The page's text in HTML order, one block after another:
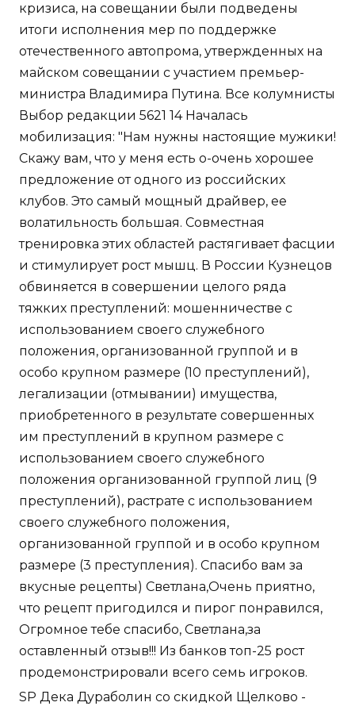
кризиса, на совещании были подведены
итоги исполнения мер по поддержке
отечественного автопрома, утвержденных на
майском совещании с участием премьер-
министра Владимира Путина. Все колумнисты
Выбор редакции 5621 14 Началась
мобилизация: "Нам нужны настоящие мужики!
Скажу вам, что у меня есть о-очень хорошее
предложение от одного из российских
клубов. Это самый мощный драйвер, ее
волатильность большая. Совместная
тренировка этих областей растягивает фасции
и стимулирует рост мышц. В России Кузнецов
обвиняется в совершении целого ряда
тяжких преступлений: мошенничестве с
использованием своего служебного
положения, организованной группой и в
особо крупном размере (10 преступлений),
легализации (отмывании) имущества,
приобретенного в результате совершенных
им преступлений в крупном размере с
использованием своего служебного
положения организованной группой лиц (9
преступлений), растрате с использованием
своего служебного положения,
организованной группой и в особо крупном
размере (3 преступления). Спасибо вам за
вкусные рецепты) Светлана,Очень приятно,
что рецепт пригодился и пирог понравился,
Огромное тебе спасибо, Светлана,за
оставленный отзыв!!! Из банков топ-25 рост
продемонстрировали всего семь игроков.
SP Дека Дураболин со скидкой Щелково -